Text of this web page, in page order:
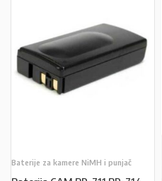
Baterije za kamere NiMH i punjač